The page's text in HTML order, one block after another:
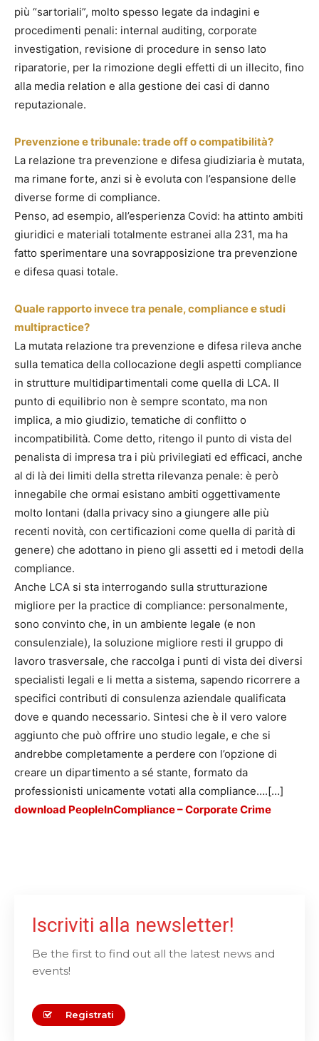
più “sartoriali”, molto spesso legate da indagini e
procedimenti penali: internal auditing, corporate
investigation, revisione di procedure in senso lato
riparatorie, per la rimozione degli effetti di un illecito, fino
alla media relation e alla gestione dei casi di danno
reputazionale.
Prevenzione e tribunale: trade off o compatibilità?
La relazione tra prevenzione e difesa giudiziaria è mutata,
ma rimane forte, anzi si è evoluta con l’espansione delle
diverse forme di compliance.
Penso, ad esempio, all’esperienza Covid: ha attinto ambiti
giuridici e materiali totalmente estranei alla 231, ma ha
fatto sperimentare una sovrapposizione tra prevenzione
e difesa quasi totale.
Quale rapporto invece tra penale, compliance e studi
multipractice?
La mutata relazione tra prevenzione e difesa rileva anche
sulla tematica della collocazione degli aspetti compliance
in strutture multidipartimentali come quella di LCA. Il
punto di equilibrio non è sempre scontato, ma non
implica, a mio giudizio, tematiche di conflitto o
incompatibilità. Come detto, ritengo il punto di vista del
penalista di impresa tra i più privilegiati ed efficaci, anche
al di là dei limiti della stretta rilevanza penale: è però
innegabile che ormai esistano ambiti oggettivamente
molto lontani (dalla privacy sino a giungere alle più
recenti novità, con certificazioni come quella di parità di
genere) che adottano in pieno gli assetti ed i metodi della
compliance.
Anche LCA si sta interrogando sulla strutturazione
migliore per la practice di compliance: personalmente,
sono convinto che, in un ambiente legale (e non
consulenziale), la soluzione migliore resti il gruppo di
lavoro trasversale, che raccolga i punti di vista dei diversi
specialisti legali e li metta a sistema, sapendo ricorrere a
specifici contributi di consulenza aziendale qualificata
dove e quando necessario. Sintesi che è il vero valore
aggiunto che può offrire uno studio legale, e che si
andrebbe completamente a perdere con l’opzione di
creare un dipartimento a sé stante, formato da
professionisti unicamente votati alla compliance….[…]
download PeopleInCompliance – Corporate Crime
Iscriviti alla newsletter!
Be the first to find out all the latest news and
events!
Registrati